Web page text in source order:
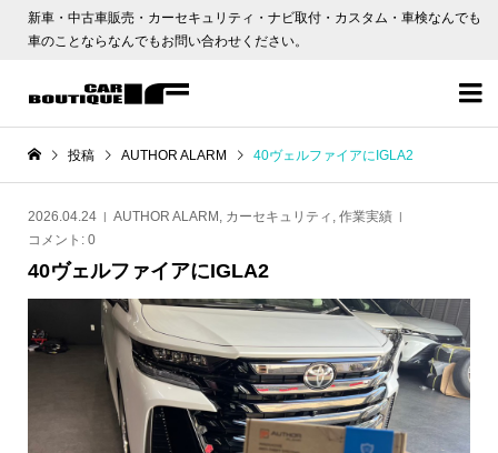
新車・中古車販売・カーセキュリティ・ナビ取付・カスタム・車検なんでも
車のことならなんでもお問い合わせください。

投稿 AUTHOR ALARM 40ヴェルファイアにIGLA2
2026.04.24 AUTHOR ALARM , カーセキュリティ , 作業実績
コメント: 0
40ヴェルファイアにIGLA2